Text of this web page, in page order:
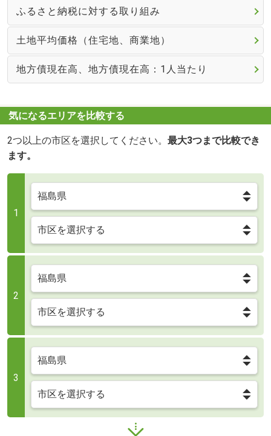
ふるさと納税に対する取り組み
土地平均価格（住宅地、商業地）
地方債現在高、地方債現在高：1人当たり
気になるエリアを比較する
2つ以上の市区を選択してください。 最大3つまで比較でき
ます。
1
2
3